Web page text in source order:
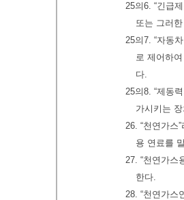
25의6. “긴급
또는 그러
25의7. “자동
로 제어하
다.
25의8. “제동
가시키는
26. “천연가스
용 연료를
27. “천연가스
한다.
28. “천연가스